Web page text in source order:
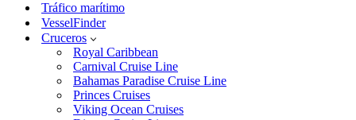
Tráfico marítimo
VesselFinder
Cruceros
Royal Caribbean
Carnival Cruise Line
Bahamas Paradise Cruise Line
Princes Cruises
Viking Ocean Cruises